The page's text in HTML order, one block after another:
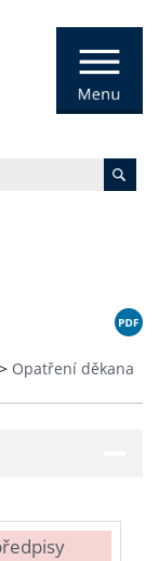
> Opatření děkana